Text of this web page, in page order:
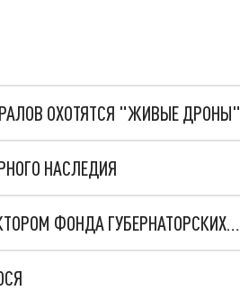
ОХОТЯТСЯ "ЖИВЫЕ ДРОНЫ"
НАСЛЕДИЯ
ЗАМГЛАВЫ АДМИНИСТРАЦИИ БЕРЕЗНИКОВ НАЗНАЧЕН ДИРЕКТОРОМ ФОНДА ГУБЕРНАТОРСКИХ ГРАНТОВ ПРИКАМЬЯ